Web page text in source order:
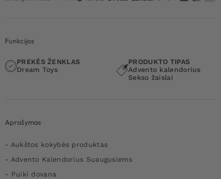
Funkcijos
PREKĖS ŽENKLAS
Dream Toys
PRODUKTO TIPAS
Advento kalendorius
Sekso žaislai
Aprašymas
- Aukštos kokybės produktas
- Advento Kalendorius Suaugusiems
- Puiki dovana